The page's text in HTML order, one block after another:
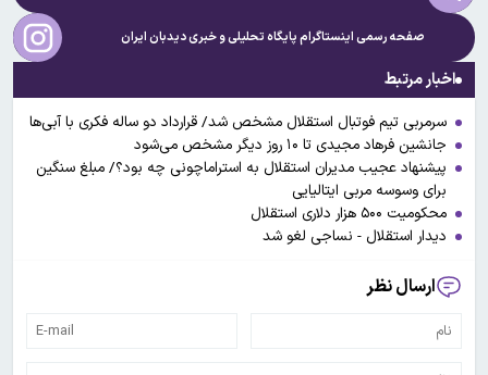
صفحه رسمی اینستاگرام پایگاه تحلیلی و خبریدیدبان ایران
اخبار مرتبط
سرمربی تیم فوتبال استقلال مشخص شد/ قرارداد دو ساله فکری با آبی‌ها
جانشین فرهاد مجیدی تا ۱۰ روز دیگر مشخص می‌شود
پیشنهاد عجیب مدیران استقلال به استراماچونی چه بود؟/ مبلغ سنگین
برای وسوسه مربی ایتالیایی
محکومیت ۵۰۰ هزار دلاری استقلال
دیدار استقلال - نساجی لغو شد
ارسال نظر